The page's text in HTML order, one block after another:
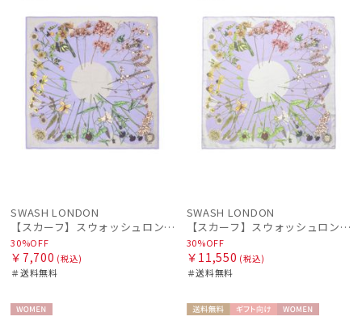
SWASH LONDON
【スカーフ】スウォッシュロンドン (SWASH LONDON) Flora Hue 65cm×65cm コットンスカーフ インド製
30%OFF
￥7,700 (税込)
＃送料無料
SWASH LONDON
【スカーフ】スウォッシュロンドン (SWASH LONDON) Flora Hue 68cm×68cm シルクスカーフ 日本製
30%OFF
￥11,550 (税込)
＃送料無料